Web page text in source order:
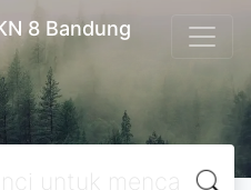
8 Bandung